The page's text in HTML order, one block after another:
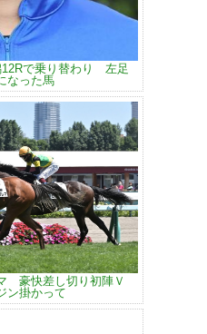
12Rで乗り替わり 左足
なった馬
マ 豪快差し切り初陣Ｖ
ン掛かって